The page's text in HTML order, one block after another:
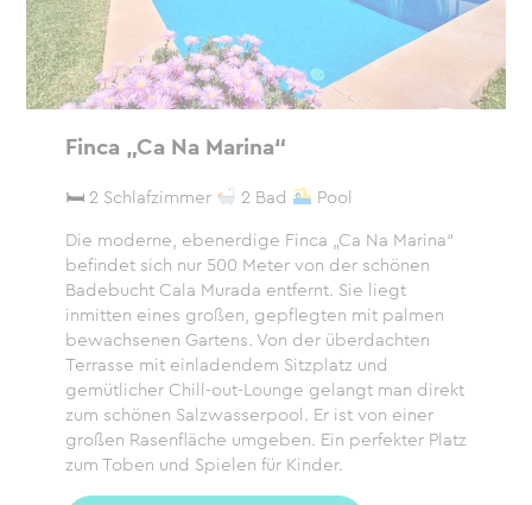
Finca „Ca Na Marina“
🛏 2 Schlafzimmer 2 Bad
Pool
Die moderne, ebenerdige Finca „Ca Na Marina“
befindet sich nur 500 Meter von der schönen
Badebucht Cala Murada entfernt. Sie liegt
inmitten eines großen, gepflegten mit palmen
bewachsenen Gartens. Von der überdachten
Terrasse mit einladendem Sitzplatz und
gemütlicher Chill-out-Lounge gelangt man direkt
zum schönen Salzwasserpool. Er ist von einer
großen Rasenfläche umgeben. Ein perfekter Platz
zum Toben und Spielen für Kinder.